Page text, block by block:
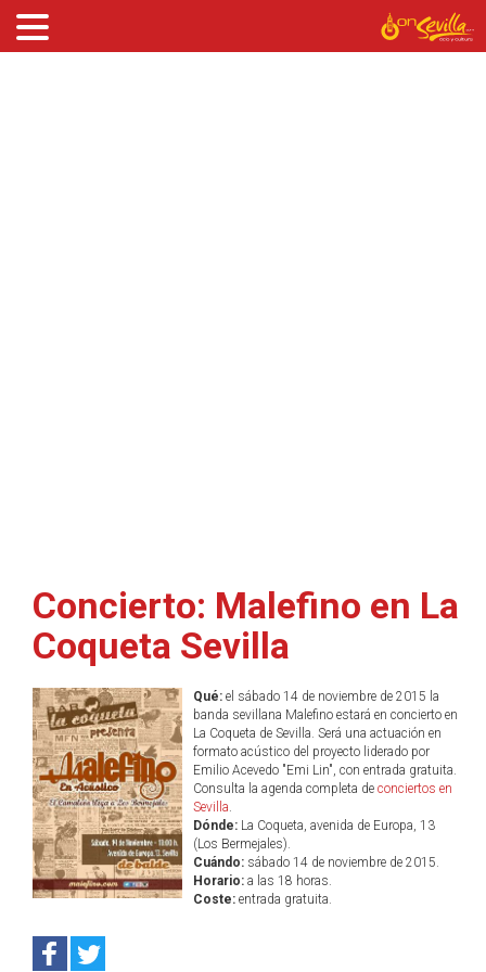
Concierto: Malefino en La
Coqueta Sevilla
Qué:el sábado 14 de noviembre de 2015 la
banda sevillana Malefino estará en concierto en
La Coqueta de Sevilla. Será una actuación en
formato acústico del proyecto liderado por
Emilio Acevedo "Emi Lin", con entrada gratuita.
Consulta la agenda completa de conciertos en
Sevilla.
Dónde:La Coqueta, avenida de Europa, 13
(Los Bermejales).
Cuándo:sábado 14 de noviembre de 2015.
Horario:a las 18 horas.
Coste:entrada gratuita.